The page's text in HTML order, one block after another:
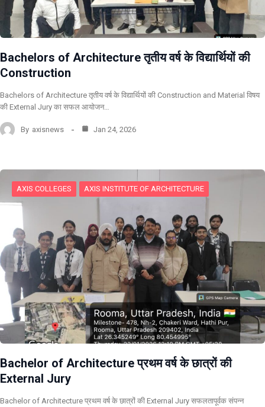
Bachelors of Architecture तृतीय वर्ष के विद्यार्थियों की
Construction
Bachelors of Architecture तृतीय वर्ष के विद्यार्थियों की Construction and Material विषय
की External Jury का सफल आयोजन…
By axisnews Jan 24, 2026
AXIS COLLEGES AXIS INSTITUTE OF ARCHITECTURE
Bachelor of Architecture प्रथम वर्ष के छात्रों की
External Jury
Bachelor of Architecture प्रथम वर्ष के छात्रों की External Jury सफलतापूर्वक संपन्न